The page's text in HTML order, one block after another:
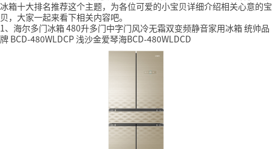
冰箱十大排名推荐这个主题，为各位可爱的小宝贝详细介绍相关心意的宝
贝，大家一起来看下相关内容吧。
1、海尔多门冰箱 480升多门中字门风冷无霜双变频静音家用冰箱 统帅品
牌 BCD-480WLDCP 浅沙金爱琴海BCD-480WLDCD